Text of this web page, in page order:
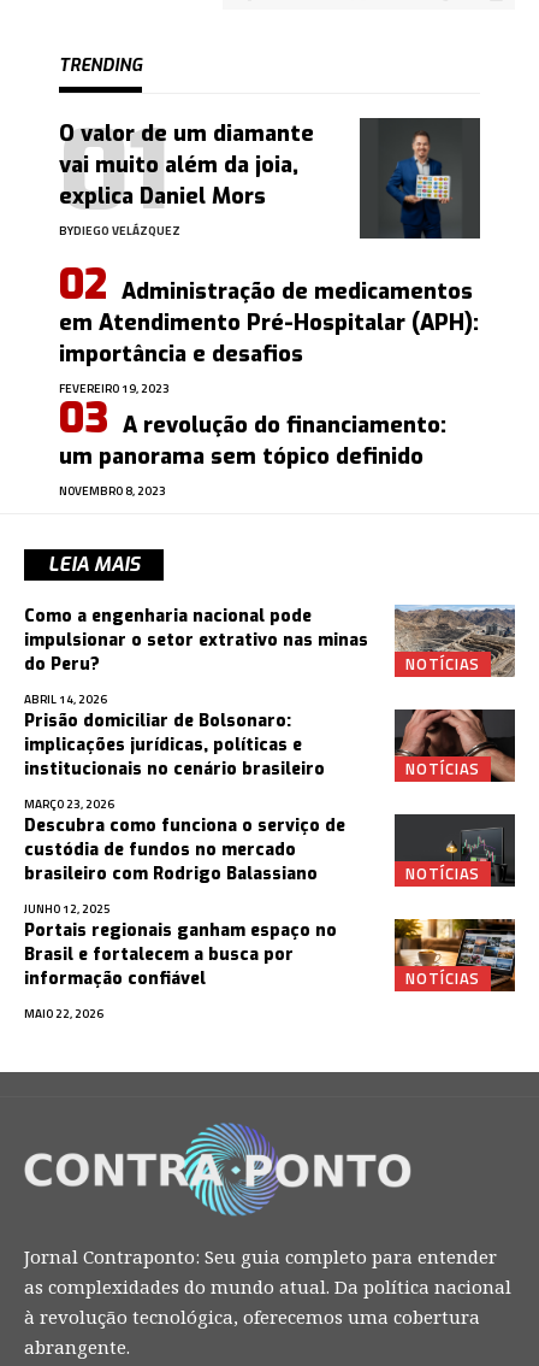
TRENDING
O valor de um diamante
vai muito além da joia,
explica Daniel Mors
BYDIEGO VELÁZQUEZ
Administração de medicamentos
em Atendimento Pré-Hospitalar (APH):
importância e desafios
FEVEREIRO 19, 2023
A revolução do financiamento:
um panorama sem tópico definido
NOVEMBRO 8, 2023
LEIA MAIS
NOTÍCIAS
Como a engenharia nacional pode
impulsionar o setor extrativo nas minas
do Peru?
ABRIL 14, 2026
NOTÍCIAS
Prisão domiciliar de Bolsonaro:
implicações jurídicas, políticas e
institucionais no cenário brasileiro
MARÇO 23, 2026
NOTÍCIAS
Descubra como funciona o serviço de
custódia de fundos no mercado
brasileiro com Rodrigo Balassiano
JUNHO 12, 2025
NOTÍCIAS
Portais regionais ganham espaço no
Brasil e fortalecem a busca por
informação confiável
MAIO 22, 2026
Jornal Contraponto: Seu guia completo para entender
as complexidades do mundo atual. Da política nacional
à revolução tecnológica, oferecemos uma cobertura
abrangente.